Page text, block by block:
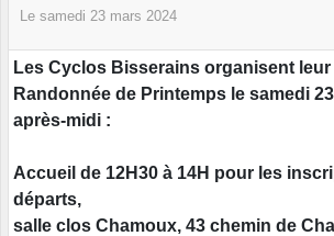
Le samedi 23 mars 2024
Les Cyclos Bisserains organisent leur
Randonnée de Printemps le samedi
après-midi :
Accueil de 12H30 à 14H pour les
départs,
salle clos Chamoux, 43 chemin de